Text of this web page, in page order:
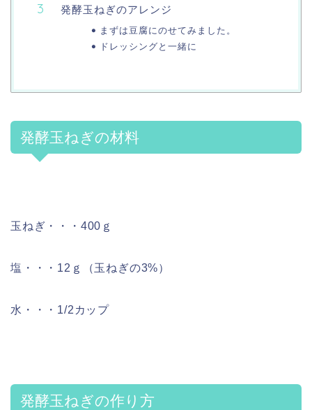
発酵玉ねぎのアレンジ
まずは豆腐にのせてみました。
ドレッシングと一緒に
発酵玉ねぎの材料
玉ねぎ・・・400ｇ
塩・・・12ｇ（玉ねぎの3%）
水・・・1/2カップ
発酵玉ねぎの作り方